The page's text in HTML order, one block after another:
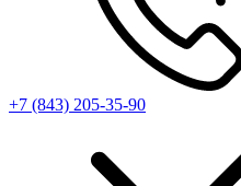
+7 (843) 205-35-90